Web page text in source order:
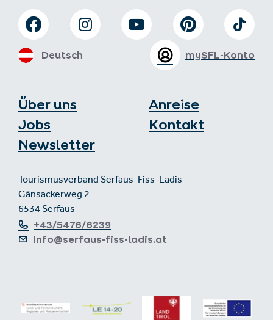
Über uns
Jobs
Newsletter
Anreise
Kontakt
Tourismusverband Serfaus-Fiss-Ladis
Gänsackerweg 2
6534 Serfaus
+43/5476/6239
info@serfaus-fiss-ladis.at
mySFL-Konto
Deutsch